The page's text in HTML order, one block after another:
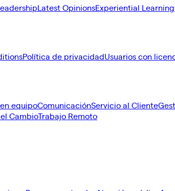
Latest OpinionsExperiential Learning
Política de privacidadUsuarios con
equipoComunicaciónServicio al Cliente
CambioTrabajo Remoto